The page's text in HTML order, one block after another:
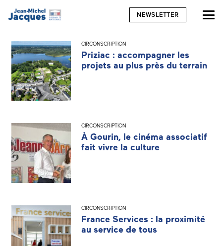
NEWSLETTER
CIRCONSCRIPTION
Priziac : accompagner les
projets au plus près du terrain
CIRCONSCRIPTION
À Gourin, le cinéma associatif
fait vivre la culture
CIRCONSCRIPTION
France Services : la proximité
au service de tous